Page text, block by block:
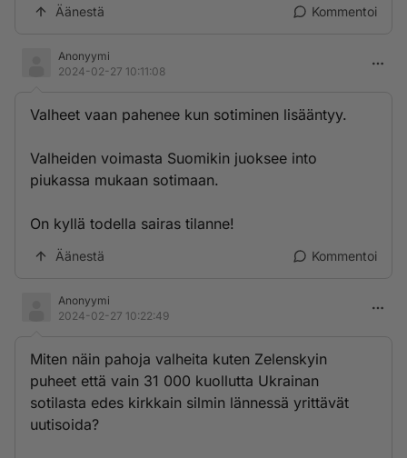
Äänestä Kommentoi
Anonyymi
2024-02-27 10:11:08
Valheet vaan pahenee kun sotiminen lisääntyy.
Valheiden voimasta Suomikin juoksee into
piukassa mukaan sotimaan.
On kyllä todella sairas tilanne!
Äänestä Kommentoi
Anonyymi
2024-02-27 10:22:49
Miten näin pahoja valheita kuten Zelenskyin
puheet että vain 31 000 kuollutta Ukrainan
sotilasta edes kirkkain silmin lännessä yrittävät
uutisoida?